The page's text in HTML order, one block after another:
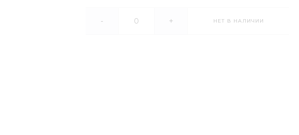
- + НЕТ В НАЛИЧИИ